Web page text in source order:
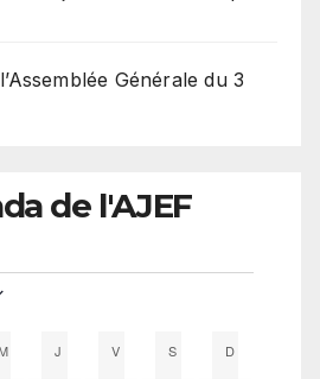
Générale du 3
de l'AJEF